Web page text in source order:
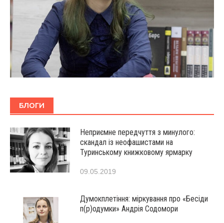
БЛОГИ
Неприємне передчуття з минулого:
скандал із неофашистами на
Туринському книжковому ярмарку
09.05.2019
Думокплетіння: міркування про «Бесіди
п(р)одумки» Андрія Содомори